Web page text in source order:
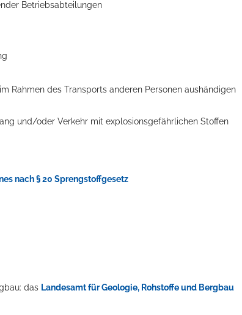
Betriebsabteilungen
Rahmen des Transports anderen Personen aushändigen
und/oder Verkehr mit explosionsgefährlichen Stoffen
nach § 20 Sprengstoffgesetz
das Landesamt für Geologie, Rohstoffe und Bergbau